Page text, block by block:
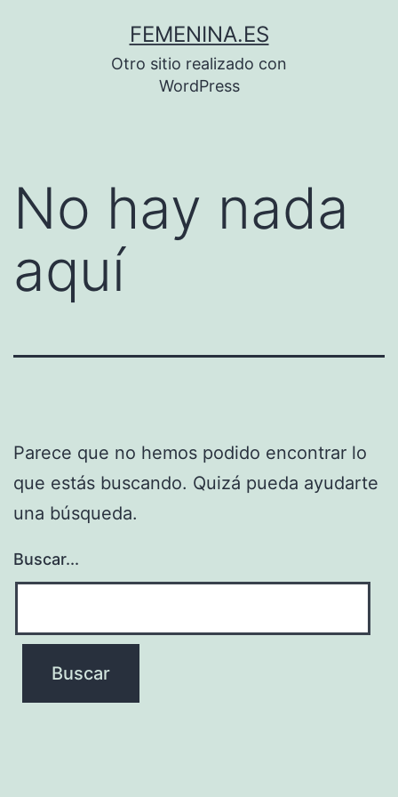
FEMENINA.ES
Otro sitio realizado con
WordPress
No hay nada
aquí
Parece que no hemos podido encontrar lo
que estás buscando. Quizá pueda ayudarte
una búsqueda.
Buscar...